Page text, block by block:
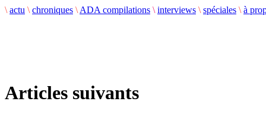
\ actu \ chroniques \ ADA compilations \ interviews \ spéciales \ à
Articles suivants